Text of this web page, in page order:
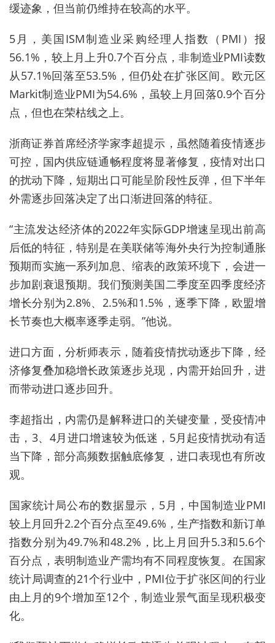
缓迹象，但当前仍维持在较高的水平。
5月，美国ISM制造业采购经理人指数（PMI）报
56.1%，较上月上升0.7个百分点，非制造业PMI读数
从57.1%回落至53.5%，但仍处在扩张区间。欧元区
Markit制造业PMI为54.6%，虽较上月回落0.9个百分
点，但也在荣枯线之上。
浙商证券首席经济学家李超提示，虽然随着疫情逐步
可控，国内供应链通畅程度将显著修复，疫情对出口
的扰动下降，短期出口可能呈阶段性反弹，但下半年
外需逐步回落决定了出口渐进回落的特征。
“主流发达经济体的2022年实际GDP增速呈现出前高
后低的特征，特别是在美联储等海外央行为控制通胀
预期而实施一系列加息、缩表的政策环境下，会进一
步加剧衰退预期。我们预测美国二季度至四季度经济
增长分别为2.8%、2.5%和1.5%，逐季下降，欧盟增
长节奏也大概率逐季走弱。”他说。
进口方面，分析师表示，随着疫情扰动逐步下降，经
济修复叠加稳增长政策逐步兑现，内需开始回升，进
而带动进口逐步回升。
李超指出，内需仍是解释进口的关键变量，受疫情冲
击，3、4月进口增速较为低迷，5月起疫情扰动有适
当下降，部分高频数据触底修复，进口表现也有所改
观。
国家统计局公布的数据显示，5月，中国制造业PMI
较上月回升2.2个百分点至49.6%，生产指数和新订单
指数分别为49.7%和48.2%，比上月回升5.3和5.6个
百分点，表明制造业产需均有不同程度恢复。在国家
统计局调查的21个行业中，PMI位于扩张区间的行业
由上月的9个增加至12个，制造业景气面呈现积极变
化。